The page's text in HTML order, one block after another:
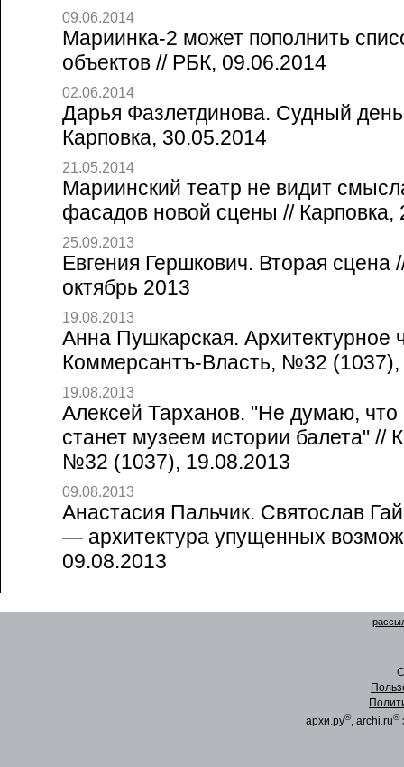
09.06.2014
Мариинка-2 может пополнить
объектов // РБК, 09.06.2014
02.06.2014
Дарья Фазлетдинова. Судный
Карповка, 30.05.2014
21.05.2014
Мариинский театр не видит
фасадов новой сцены // Карповка,
25.09.2013
Евгения Гершкович. Вторая
октябрь 2013
19.08.2013
Анна Пушкарская. Архитектурное
Коммерсантъ-Власть, №32 (1037),
19.08.2013
Алексей Тарханов. "Не думаю,
станет музеем истории балета" //
№32 (1037), 19.08.2013
09.08.2013
Анастасия Пальчик. Святослав
— архитектура упущенных
09.08.2013
архи.ру®, archi.ru®